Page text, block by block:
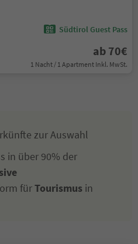
Südtirol Guest Pass
ab 70€
1 Nacht / 1 Apartment Inkl. MwSt.
zur Auswahl
in über 90% der
fürTourismus in